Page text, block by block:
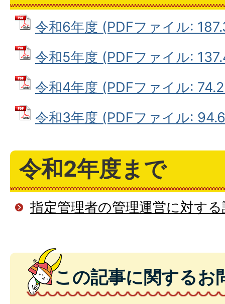
令和6年度 (PDFファイル:
令和5年度 (PDFファイル:
令和4年度 (PDFファイル:
令和3年度 (PDFファイル:
令和2年度まで
指定管理者の管理運営に対す
この記事に関するお